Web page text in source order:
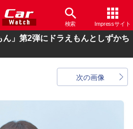
検索 Impressサイト
ん」第2弾にドラえもんとしずかち
次の画像